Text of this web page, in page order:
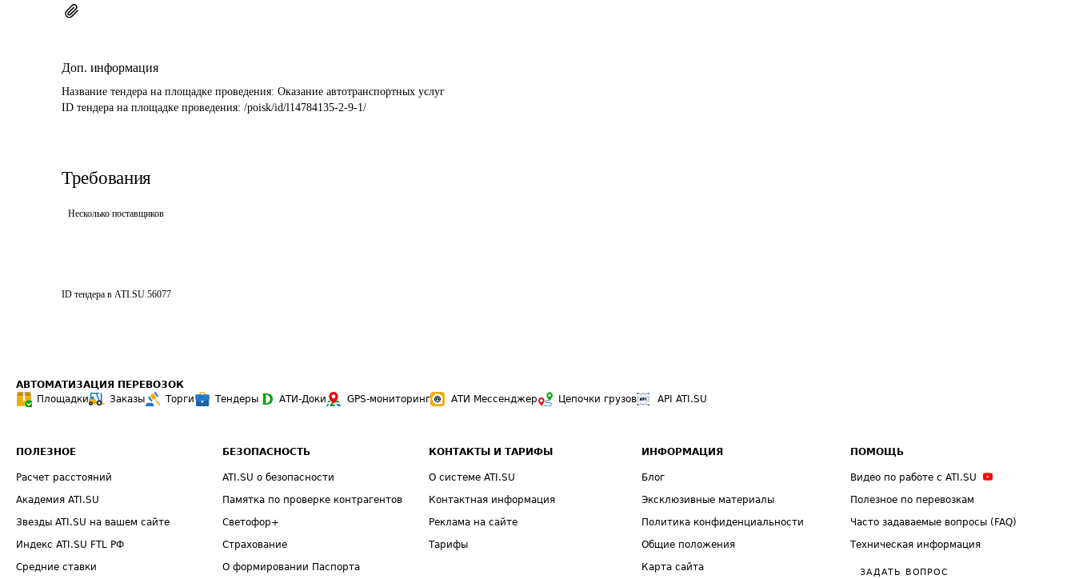
Доп. информация
Название тендера на площадке проведения: Оказание автотранспортных услуг
ID тендера на площадке проведения: /poisk/id/l14784135-2-9-1/
Требования
Несколько поставщиков
ID тендера в ATI.SU 56077
АВТОМАТИЗАЦИЯ ПЕРЕВОЗОК
Площадки
Заказы Торги Тендеры АТИ-Доки GPS-мониторинг АТИ Мессенджер Цепочки грузов API ATI.SU
ПОЛЕЗНОЕ
Расчет расстояний
Академия ATI.SU
Звезды ATI.SU на вашем сайте
Индекс ATI.SU FTL РФ
Средние ставки
БЕЗОПАСНОСТЬ
ATI.SU о безопасности
Памятка по проверке контрагентов
Светофор+
Страхование
О формировании Паспорта
КОНТАКТЫ И ТАРИФЫ
О системе ATI.SU
Контактная информация
Реклама на сайте
Тарифы
ИНФОРМАЦИЯ
Блог
Эксклюзивные материалы
Политика конфиденциальности
Общие положения
Карта сайта
ПОМОЩЬ
Видео по работе с ATI.SU
Полезное по перевозкам
Часто задаваемые вопросы (FAQ)
Техническая информация
ЗАДАТЬ ВОПРОС